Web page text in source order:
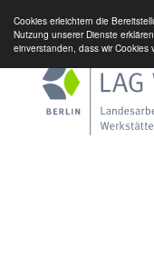
Cookies erleichtern die
Nutzung unserer Dienste
einverstanden, dass wir Cookies